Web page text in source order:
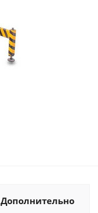
Дополнительно